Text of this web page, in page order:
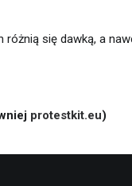
się dawką, a
protestkit.eu)